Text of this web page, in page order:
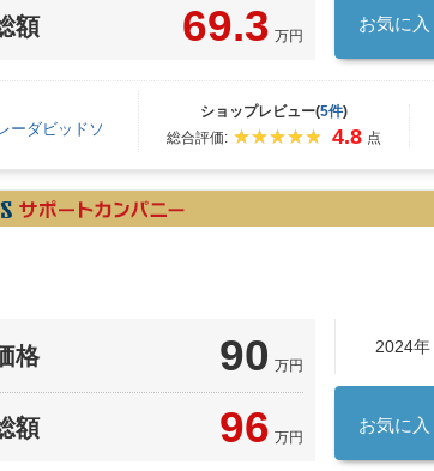
額 69.3 万円
お気に
ーダビッドソ
ショップレビュー(5件)
総合評価:
4.8 点
格 90 万円
額 96 万円
2024年
お気に